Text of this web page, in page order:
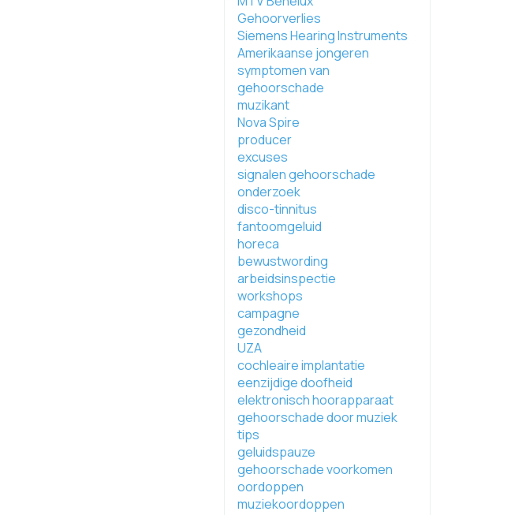
Gehoorverlies
Siemens Hearing Instruments
Amerikaanse jongeren
symptomen van
gehoorschade
muzikant
Nova Spire
producer
excuses
signalen gehoorschade
onderzoek
disco-tinnitus
fantoomgeluid
horeca
bewustwording
arbeidsinspectie
workshops
campagne
gezondheid
UZA
cochleaire implantatie
eenzijdige doofheid
elektronisch hoorapparaat
gehoorschade door muziek
tips
geluidspauze
gehoorschade voorkomen
oordoppen
muziekoordoppen